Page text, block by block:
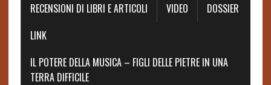
RECENSIONI DI LIBRI E ARTICOLI
VIDEO
DOSSIER
LINK
IL POTERE DELLA MUSICA – FIGLI DELLE PIETRE IN UNA
TERRA DIFFICILE